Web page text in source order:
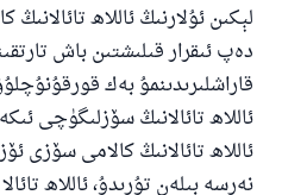
لېكىن ئۇلارنىڭ ئاللاھ
دەپ ئىقرار قىلىشتىن باش
قاراشلىرىدىنمۇ بەك
ئاللاھ تائالانىڭ سۆزلىگۈچى
ئاللاھ تائالانىڭ كالامى سۆزى
نەرسە بىلەن تۇرىدۇ، ئاللاھ